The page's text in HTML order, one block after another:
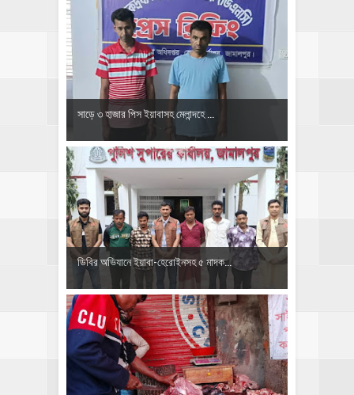
সাড়ে ৩ হাজার পিস ইয়াবাসহ মেলান্দহে ...
ডিবির অভিযানে ইয়াবা-হেরোইনসহ ৫ মাদক...